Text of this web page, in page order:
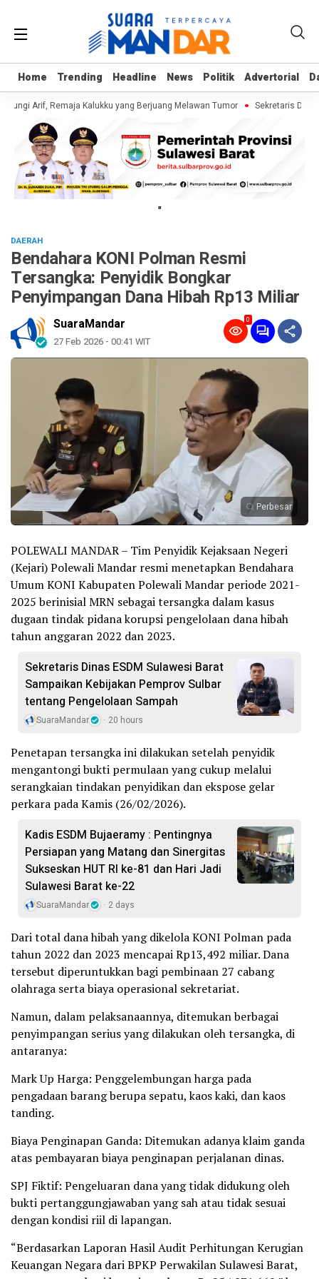
Home Trending Headline News Politik Advertorial
Home Trending Headline News Politik Advertorial
Arif, Remaja Kalukku yang Berjuang Melawan Tumor Sekretaris Dinas
"
DAERAH
Bendahara KONI Polman Resmi
Tersangka: Penyidik Bongkar
Penyimpangan Dana Hibah Rp13 Miliar
SuaraMandar
27 Feb 2026 - 00:41 WIT
0
Perbesar
POLEWALI MANDAR – Tim Penyidik Kejaksaan Negeri
(Kejari) Polewali Mandar resmi menetapkan Bendahara
Umum KONI Kabupaten Polewali Mandar periode 2021-
2025 berinisial MRN sebagai tersangka dalam kasus
dugaan tindak pidana korupsi pengelolaan dana hibah
tahun anggaran 2022 dan 2023.
Sekretaris Dinas ESDM Sulawesi Barat
Sampaikan Kebijakan Pemprov Sulbar
tentang Pengelolaan Sampah
SuaraMandar 20 hours
Penetapan tersangka ini dilakukan setelah penyidik
mengantongi bukti permulaan yang cukup melalui
serangkaian tindakan penyidikan dan ekspose gelar
perkara pada Kamis (26/02/2026).
Kadis ESDM Bujaeramy : Pentingnya
Persiapan yang Matang dan Sinergitas
Sukseskan HUT RI ke-81 dan Hari Jadi
Sulawesi Barat ke-22
SuaraMandar 2 days
Dari total dana hibah yang dikelola KONI Polman pada
tahun 2022 dan 2023 mencapai Rp13,492 miliar. Dana
tersebut diperuntukkan bagi pembinaan 27 cabang
olahraga serta biaya operasional sekretariat.
Namun, dalam pelaksanaannya, ditemukan berbagai
penyimpangan serius yang dilakukan oleh tersangka, di
antaranya:
Mark Up Harga: Penggelembungan harga pada
pengadaan barang berupa sepatu, kaos kaki, dan kaos
tanding.
Biaya Penginapan Ganda: Ditemukan adanya klaim ganda
atas pembayaran biaya penginapan perjalanan dinas.
SPJ Fiktif: Pengeluaran dana yang tidak didukung oleh
bukti pertanggungjawaban yang sah atau tidak sesuai
dengan kondisi riil di lapangan.
“Berdasarkan Laporan Hasil Audit Perhitungan Kerugian
Keuangan Negara dari BPKP Perwakilan Sulawesi Barat,